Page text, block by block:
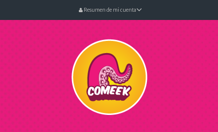
Resumen de mi cuenta